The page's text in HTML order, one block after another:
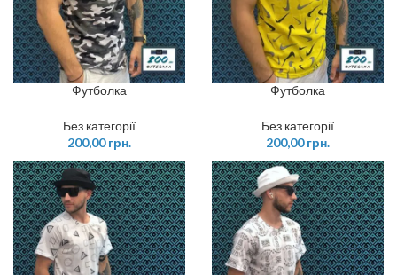
Футболка
Без категорії
200,00грн.
Футболка
Без категорії
200,00грн.